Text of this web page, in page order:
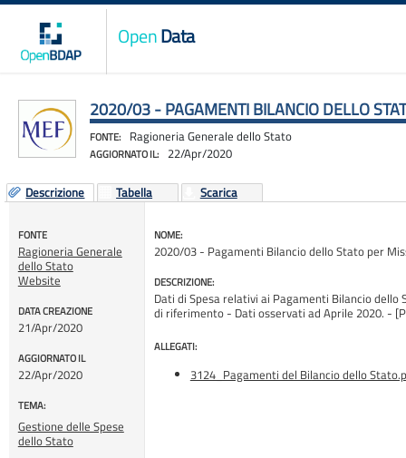
OpenData
2020/03 - PAGAMENTI BILANCIO DELLO
FONTE: Ragioneria Generale dello Stato
AGGIORNATO IL: 22/Apr/2020
Descrizione Tabella Scarica
FONTE
Ragioneria Generale
dello Stato
Website
DATA CREAZIONE
21/Apr/2020
AGGIORNATO IL
22/Apr/2020
TEMA:
Gestione delle Spese
dello Stato
NOME:
2020/03 - Pagamenti Bilancio dello Stato per
DESCRIZIONE:
Dati di Spesa relativi ai Pagamenti Bilancio
di riferimento - Dati osservati ad Aprile 2020. -
ALLEGATI:
3124_Pagamenti del Bilancio dello